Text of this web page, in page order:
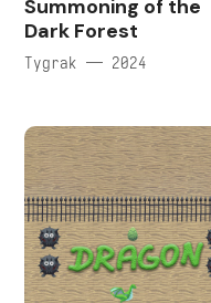
Summoning of the
Dark Forest
Tygrak — 2024